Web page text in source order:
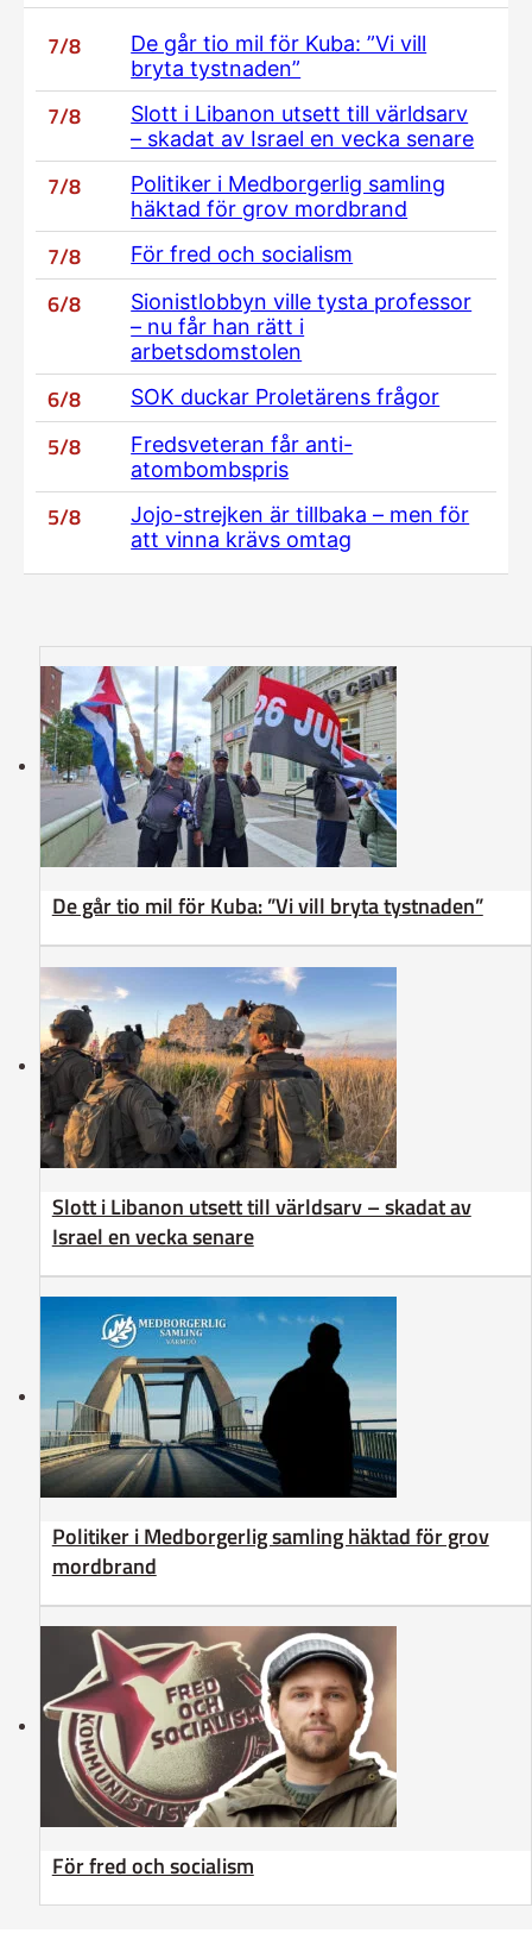
7/8
De går tio mil för Kuba: ”Vi vill
bryta tystnaden”
7/8
Slott i Libanon utsett till världsarv
– skadat av Israel en vecka senare
7/8
Politiker i Medborgerlig samling
häktad för grov mordbrand
7/8 För fred och socialism
6/8
Sionistlobbyn ville tysta professor
– nu får han rätt i
arbetsdomstolen
6/8 SOK duckar Proletärens frågor
5/8
Fredsveteran får anti-
atombombspris
5/8
Jojo-strejken är tillbaka – men för
att vinna krävs omtag
De går tio mil för Kuba: ”Vi vill bryta tystnaden”
Slott i Libanon utsett till världsarv – skadat av
Israel en vecka senare
Politiker i Medborgerlig samling häktad för grov
mordbrand
För fred och socialism